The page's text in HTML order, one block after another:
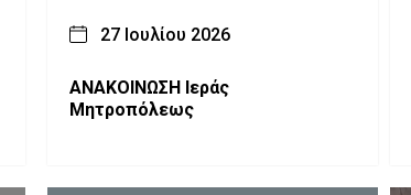
27 Ιουλίου 2026
ΑΝΑΚΟΙΝΩΣΗ Ιεράς
Μητροπόλεως